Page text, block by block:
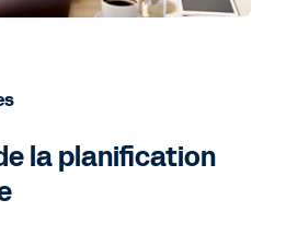
la planification